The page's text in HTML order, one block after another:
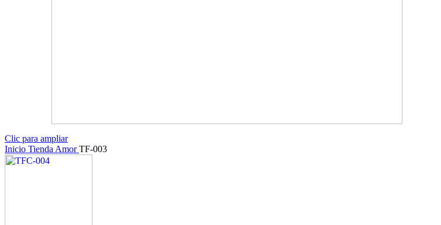
Clic para ampliar
Inicio Tienda AmorTF-003